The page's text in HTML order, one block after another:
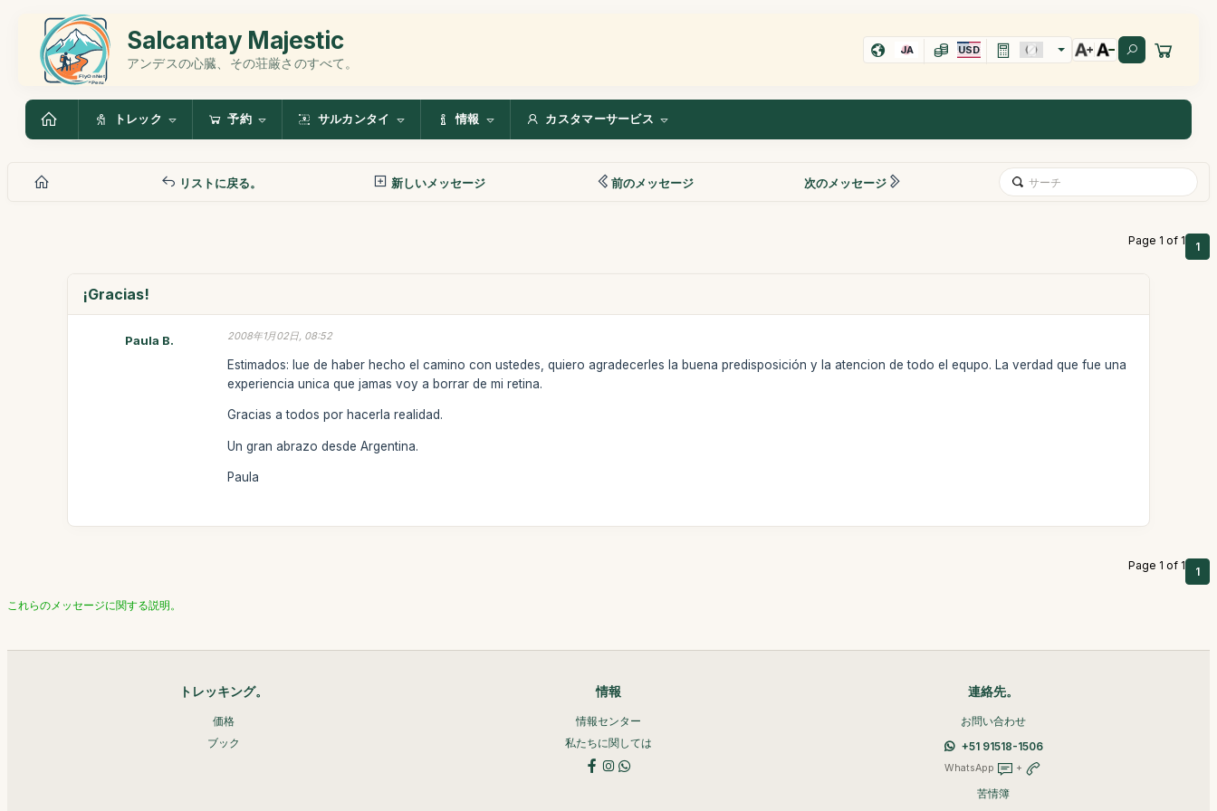
Salcantay Majestic
アンデスの心臓、その荘厳さのすべて。
JA USD
トレック 予約 サルカンタイ 情報 カスタマーサービス
リストに戻る。 新しいメッセージ 前のメッセージ 次のメッセージ
Page 1 of 1 1
¡Gracias!
Paula B. 2008年1月02日, 08:52
Estimados: lue de haber hecho el camino con ustedes, quiero agradecerles la buena predisposición y la atencion de todo el equpo. La verdad que fue una
experiencia unica que jamas voy a borrar de mi retina.
Gracias a todos por hacerla realidad.
Un gran abrazo desde Argentina.
Paula
Page 1 of 1 1
これらのメッセージに関する説明。
トレッキング。
価格
ブック
情報
情報センター
私たちに関しては
連絡先。
お問い合わせ
+51 91518-1506
WhatsApp +
苦情簿